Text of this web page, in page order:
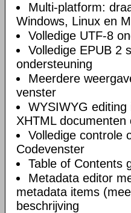
Multi-platform:
Windows, Linux en
Volledige UTF-8
Volledige EPUB 2
ondersteuning
Meerdere
venster
WYSIWYG
XHTML
Volledige controle
Codevenster
Table of Contents
Metadata editor
metadata items
beschrijving